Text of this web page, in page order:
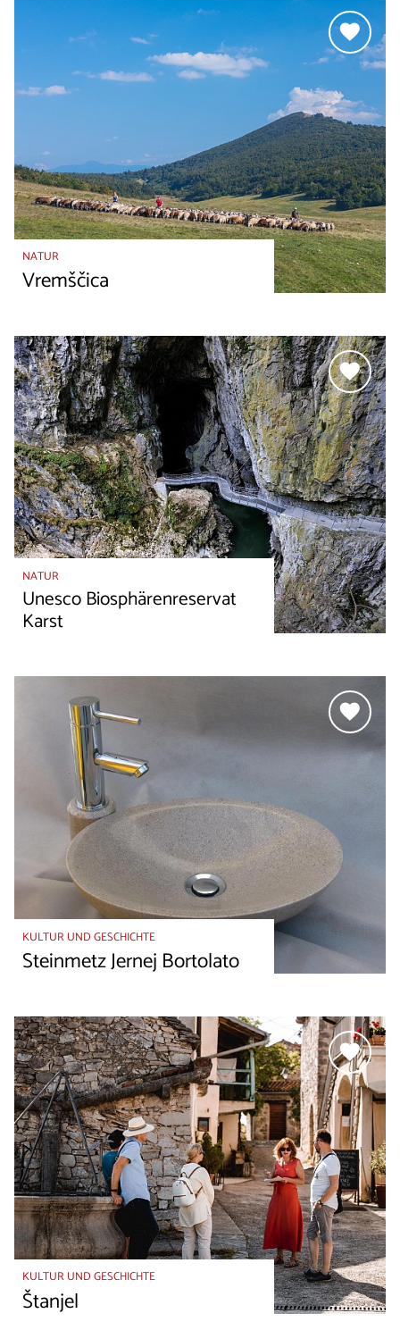
NATUR
Vremščica
NATUR
Unesco Biosphärenreservat
Karst
KULTUR UND GESCHICHTE
Steinmetz Jernej Bortolato
KULTUR UND GESCHICHTE
Štanjel